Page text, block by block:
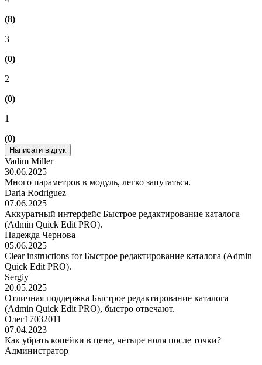
(8)
3
(0)
2
(0)
1
(0)
Написати відгук
Vadim Miller
30.06.2025
Много параметров в модуль, легко запутаться.
Daria Rodriguez
07.06.2025
Аккуратный интерфейс Быстрое редактирование каталога
(Admin Quick Edit PRO).
Надежда Чернова
05.06.2025
Clear instructions for Быстрое редактирование каталога (Admin
Quick Edit PRO).
Sergiy
20.05.2025
Отличная поддержка Быстрое редактирование каталога
(Admin Quick Edit PRO), быстро отвечают.
Олег17032011
07.04.2023
Как убрать копейки в цене, четыре ноля после точки?
Администратор